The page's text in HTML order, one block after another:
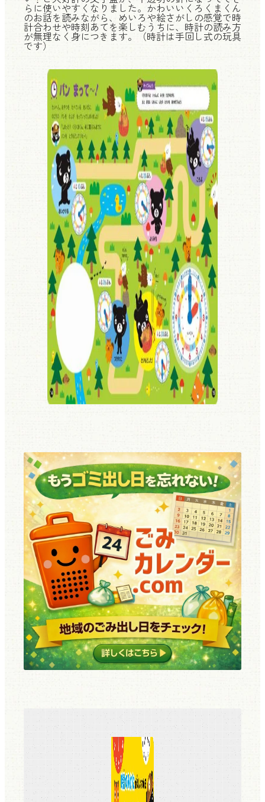
らに使いやすくなりました。かわいいくろくまくん
のお話を読みながら、めいろや絵さがしの感覚で時
計合わせや時刻あてを楽しむうちに、時計の読み方
が無理なく身につきます。（時計は手回し式の玩具
です）